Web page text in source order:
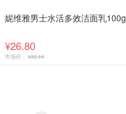
妮维雅男士水活多效洁面乳100g
¥26.80
市场价： ¥32.16